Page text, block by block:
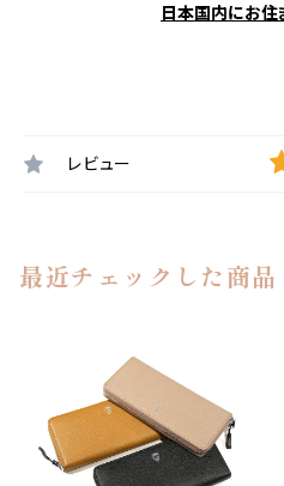
日本国内にお住
レビュー
最近チェックした商品